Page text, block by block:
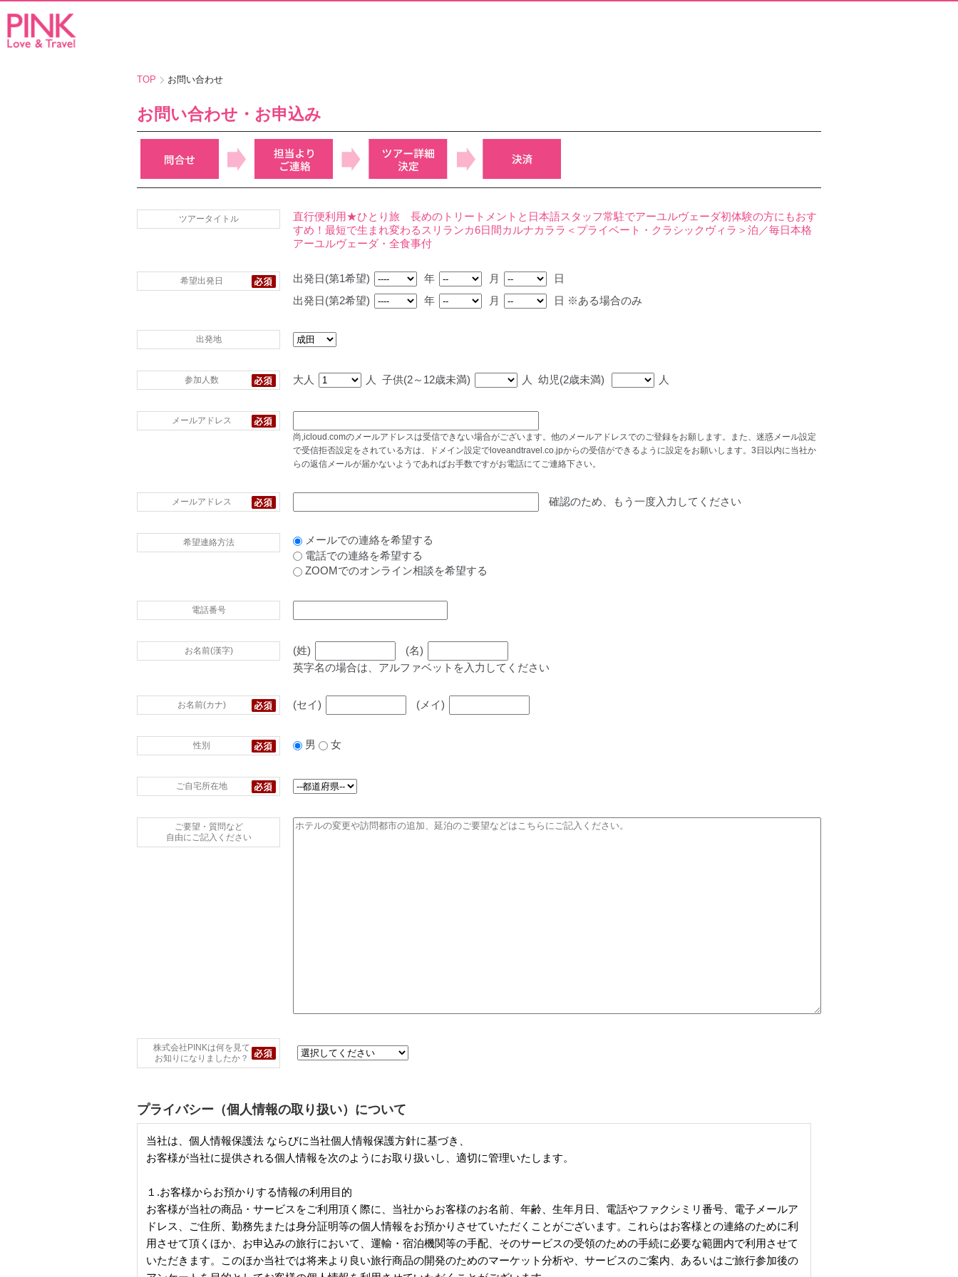
TOP お問い合わせ
お問い合わせ・お申込み
ツアータイトル
直行便利用★ひとり旅 長めのトリートメントと日本語スタッフ常駐でアーユルヴェーダ初体験の方にもおす
すめ！最短で生まれ変わるスリランカ6日間カルナカララ＜プライベート・クラシックヴィラ＞泊／毎日本格
アーユルヴェーダ・全食事付
希望出発日 出発日(第1希望) 年 月
日
出発日(第2希望)
年 月 日 ※ある場合のみ
出発地
参加人数 大人 人 子供(2～12歳未満) 人 幼児(2歳未満) 人
メールアドレス
尚,icloud.comのメールアドレスは受信できない場合がございます。他のメールアドレスでのご登録をお願します。また、迷惑メール設定
で受信拒否設定をされている方は、ドメイン設定でloveandtravel.co.jpからの受信ができるように設定をお願いします。3日以内に当社か
らの返信メールが届かないようであればお手数ですがお電話にてご連絡下さい。
メールアドレス 確認のため、もう一度入力してください
希望連絡方法
メールでの連絡を希望する
電話での連絡を希望する
ZOOMでのオンライン相談を希望する
電話番号
お名前(漢字) (姓)
(名)
英字名の場合は、アルファベットを入力してください
お名前(カナ) (セイ) (メイ)
性別 男 女
ご自宅所在地
ご要望・質問など
自由にご記入ください
株式会社PINKは何を見て
お知りになりましたか？
プライバシー（個人情報の取り扱い）について